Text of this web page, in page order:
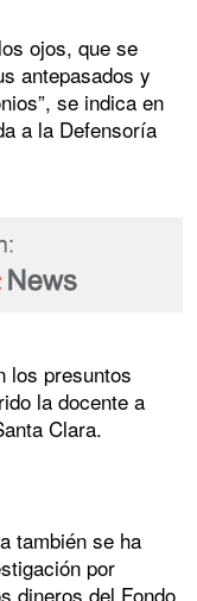
ojos, que se
antepasados y
se indica en
a la Defensoría
los presuntos
la docente a
Clara.
también se ha
por
dineros del Fondo